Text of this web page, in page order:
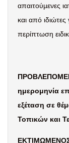
απαιτούµενες
και από
περίπτωση
ημερομηνία
εξέταση σε
Τοπικών και